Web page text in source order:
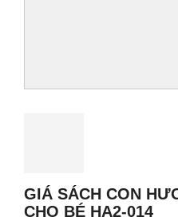
GIÁ SÁCH CON
CHO BÉ HA2-014